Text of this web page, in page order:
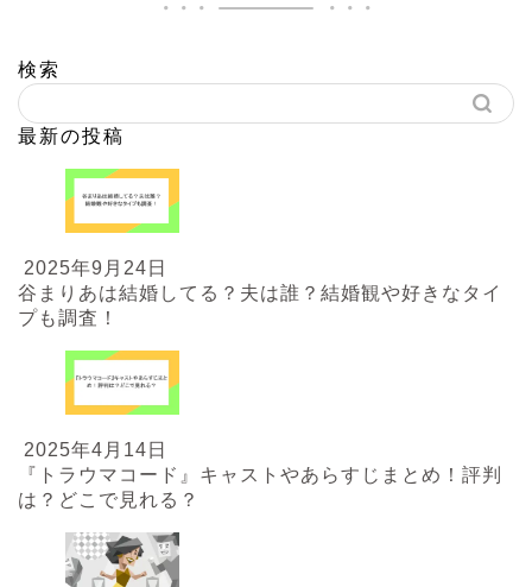
検索
最新の投稿
2025年9月24日
谷まりあは結婚してる？夫は誰？結婚観や好きなタイ
プも調査！
2025年4月14日
『トラウマコード』キャストやあらすじまとめ！評判
は？どこで見れる？